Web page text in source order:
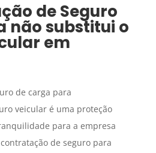
deSeguro
não substitui o
em
de carga para
veicular é uma proteção
para a empresa
de seguro para